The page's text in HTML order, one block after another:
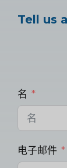
Tell us
名
电子邮件